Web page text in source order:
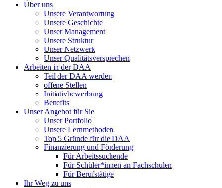
Über uns
Unsere Verantwortung
Unsere Geschichte
Unser Management
Unsere Struktur
Unser Netzwerk
Unser Qualitätsversprechen
Arbeiten in der DAA
Teil der DAA werden
offene Stellen
Initiativbewerbung
Benefits
Unser Angebot für Sie
Unser Portfolio
Unsere Lernmethoden
Top 5 Gründe für die DAA
Finanzierung und Förderung
Für Arbeitssuchende
Für Schüler*innen an Fachschulen
Für Berufstätige
Ihr Weg zu uns